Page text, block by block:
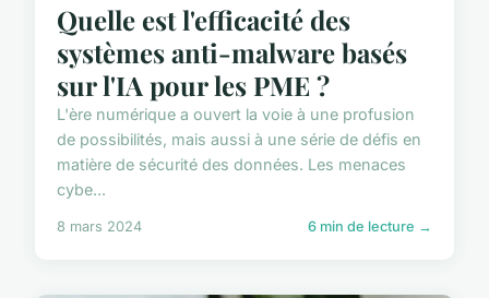
Quelle est l'efficacité des
systèmes anti-malware basés
sur l'IA pour les PME ?
L'ère numérique a ouvert la voie à une profusion
de possibilités, mais aussi à une série de défis en
matière de sécurité des données. Les menaces
cybe...
8 mars 2024 6 min de lecture →